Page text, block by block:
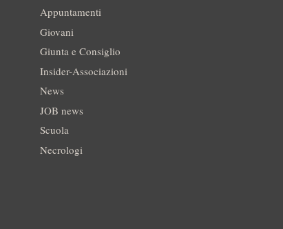
Appuntamenti
Giovani
Giunta e Consiglio
Insider-Associazioni
News
JOB news
Scuola
Necrologi